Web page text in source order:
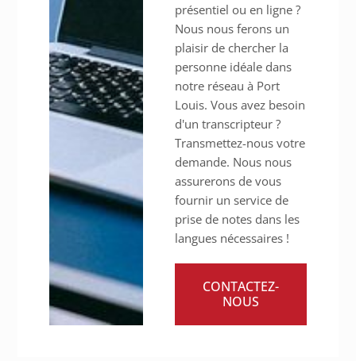
présentiel ou en ligne ?
Nous nous ferons un
plaisir de chercher la
personne idéale dans
notre réseau à Port
Louis. Vous avez besoin
d'un transcripteur ?
Transmettez-nous votre
demande. Nous nous
assurerons de vous
fournir un service de
prise de notes dans les
langues nécessaires !
CONTACTEZ-
NOUS